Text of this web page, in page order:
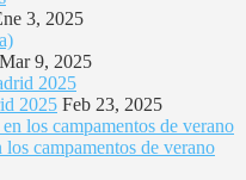
3, 2025
Mar 9, 2025
2025 Feb 23, 2025
campamentos de verano